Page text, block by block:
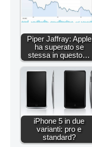
Piper Jaffray: Apple
ha superato se
stessa in questo…
iPhone 5 in due
varianti: pro e
standard?